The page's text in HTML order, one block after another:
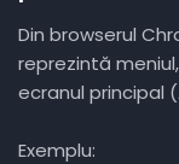
Din browserul
reprezintă
ecranul principal (
Exemplu: